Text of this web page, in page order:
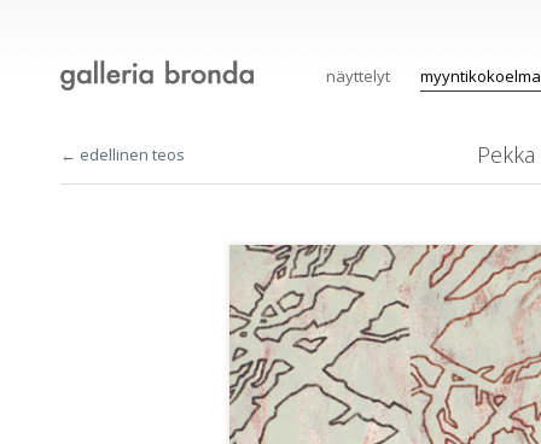
näyttelyt myyntikokoelma
← edellinen teos